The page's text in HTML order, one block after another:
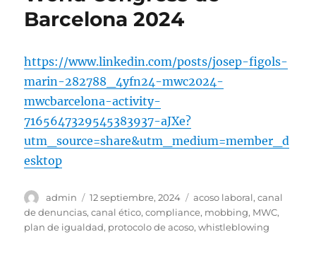
Barcelona 2024
https://www.linkedin.com/posts/josep-figols-
marin-282788_4yfn24-mwc2024-
mwcbarcelona-activity-
7165647329545383937-aJXe?
utm_source=share&utm_medium=member_d
esktop
Autor
admin
Publicado
el
12 septiembre, 2024 Etiquetas
acoso laboral,canal
de denuncias,canal ético,compliance, mobbing, MWC,
plan de igualdad, protocolo de acoso,whistleblowing